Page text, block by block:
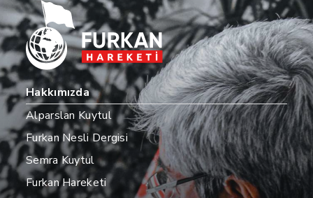
Hakkımızda
Alparslan Kuytul
Furkan Nesli Dergisi
Semra Kuytul
Furkan Hareketi